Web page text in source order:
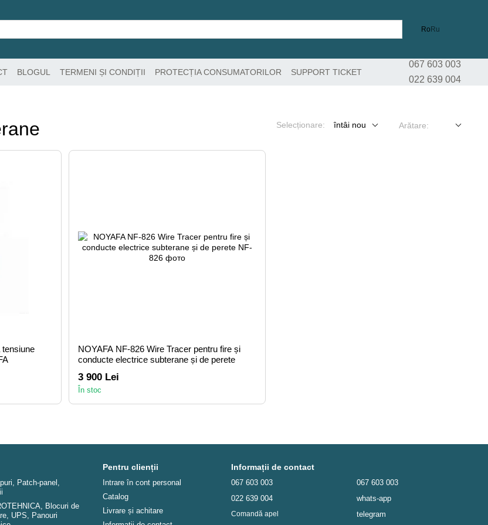
Ro Ru
BLOGUL TERMENI ȘI CONDIȚII PROTECȚIA CONSUMATORILOR SUPPORT TICKET
067 603 003
022 639 004
Selecționare: întâi nou Arătare:
tensiune
NOYAFA NF-826 Wire Tracer pentru fire și
conducte electrice subterane și de perete
3 900 Lei
În stoc
Patch-panel,
Blocuri de
UPS, Panouri
Pentru clienții
Intrare în cont personal
Catalog
Livrare și achitare
Informații de contact
067 603 003
022 639 004
Comandă apel
067 603 003
whats-app
telegram